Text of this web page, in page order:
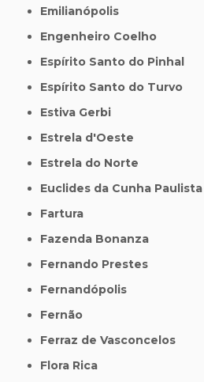
Emilianópolis
Engenheiro Coelho
Espírito Santo do Pinhal
Espírito Santo do Turvo
Estiva Gerbi
Estrela d'Oeste
Estrela do Norte
Euclides da Cunha Paulista
Fartura
Fazenda Bonanza
Fernando Prestes
Fernandópolis
Fernão
Ferraz de Vasconcelos
Flora Rica